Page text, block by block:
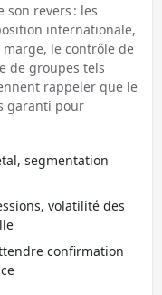
revers : les
internationale,
marge, le contrôle de
de groupes tels
rappeler que le
garanti pour
segmentation
volatilité des
confirmation